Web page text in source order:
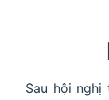
Sau hội